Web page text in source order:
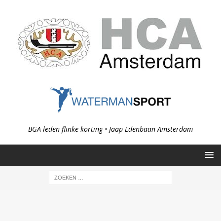
BGA leden flinke korting • Jaap Edenbaan Amsterdam